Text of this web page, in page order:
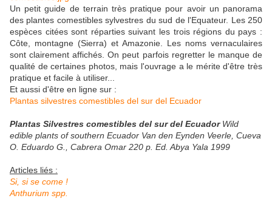
Un petit guide de terrain très pratique pour avoir un panorama
des plantes comestibles sylvestres du sud de l'Equateur. Les 250
espèces citées sont réparties suivant les trois régions du pays :
Côte, montagne (Sierra) et Amazonie. Les noms vernaculaires
sont clairement affichés. On peut parfois regretter le manque de
qualité de certaines photos, mais l'ouvrage a le mérite d'être très
pratique et facile à utiliser...
Et aussi d'être en ligne sur :
Plantas silvestres comestibles del sur del Ecuador
Plantas Silvestres comestibles del sur del EcuadorWild
edible plants of southern Ecuador Van den Eynden Veerle, Cueva
O. Eduardo G., Cabrera Omar 220 p. Ed. Abya Yala 1999
Articles liés :
Si, si se come !
Anthurium spp.